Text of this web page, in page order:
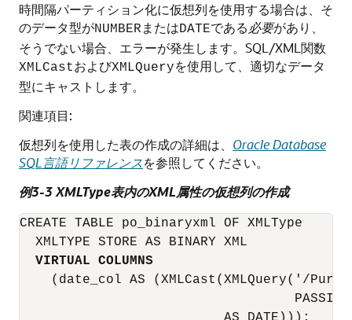
時間隔パーティション化に仮想列を使用する場合は、そ
のデータ型がNUMBER またはDATEである必要があり、
そうでない場合、エラーが発生します。SQL/XML関数
XMLCastおよびXMLQueryを使用して、適切なデータ
型にキャストします。
関連項目:
仮想列を使用した表の作成の詳細は、 Oracle Database
SQL言語リファレンスを参照してください。
例3-3 XMLType表内のXML属性の仮想列の作成
CREATE TABLE po_binaryxml OF XMLType
  XMLTYPE STORE AS BINARY XML
VIRTUAL COLUMNS
(date_col AS (XMLCast(XMLQuery('/